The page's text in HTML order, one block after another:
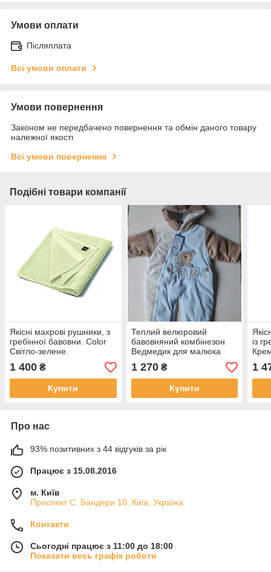
Умови оплати
Післяплата
Всі умови оплати
Умови повернення
Законом не передбачено повернення та обмін даного товару
належної якості
Всі умови повернення
Подібні товари компанії
Якісні махрові рушники, з
гребінної бавовни. Color
Світло-зелене.
1 400 ₴
Купити
Теплий велюровий
бавовняний комбінезон
Ведмедик для малюка
Valypok Польща
1 270₴
Купити
із
1
Про нас
93% позитивних з 44 відгуків за рік
Працює з 15.08.2016
м. Київ
Проспект С. Бандери 10, Київ, Україна
Контакти
Сьогодні працює з 11:00 до 18:00
Показати весь графік роботи